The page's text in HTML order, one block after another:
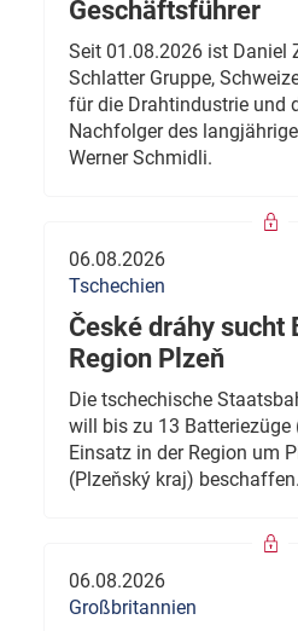
Geschäftsführer
Seit 01.08.2026 ist Daniel
Schlatter Gruppe,
für die Drahtindustrie und
Nachfolger des
Werner Schmidli.
06.08.2026
Tschechien
České dráhy sucht
Region Plzeň
Die tschechische
will bis zu 13 Batteriezüge
Einsatz in der Region um
(Plzeňský kraj) beschaffen.
06.08.2026
Großbritannien